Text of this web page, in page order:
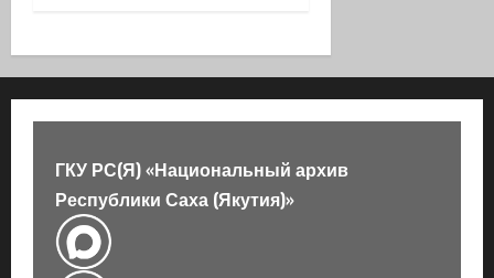
а
п
и
с
и
ГКУ РС(Я) «Национальный архив
Республики Саха (Якутия)»